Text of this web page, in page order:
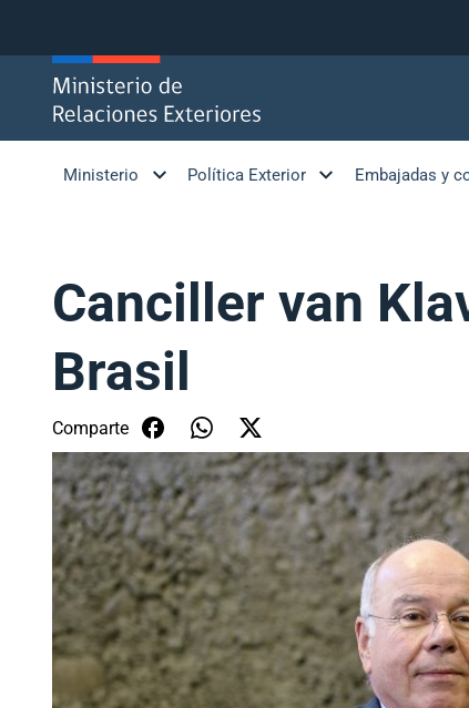
Ministerio Política Exterior Embajadas y
Canciller van
Brasil
Comparte